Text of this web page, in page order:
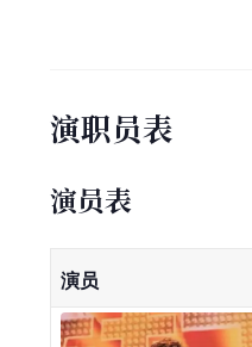
演职员表
演员表
演员